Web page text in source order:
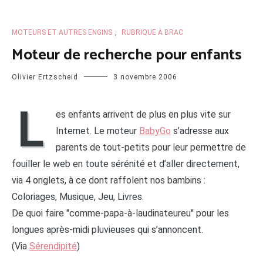
MOTEURS ET AUTRES ENGINS RUBRIQUE À BRAC
Moteur de recherche pour enfants
Olivier Ertzscheid 3 novembre 2006
L
es enfants arrivent de plus en plus vite sur
Internet. Le moteur BabyGo s’adresse aux
parents de tout-petits pour leur permettre de
fouiller le web en toute sérénité et d’aller directement,
via 4 onglets, à ce dont raffolent nos bambins :
Coloriages, Musique, Jeu, Livres.
De quoi faire "comme-papa-à-laudinateureu" pour les
longues après-midi pluvieuses qui s’annoncent.
(Via Sérendipité)